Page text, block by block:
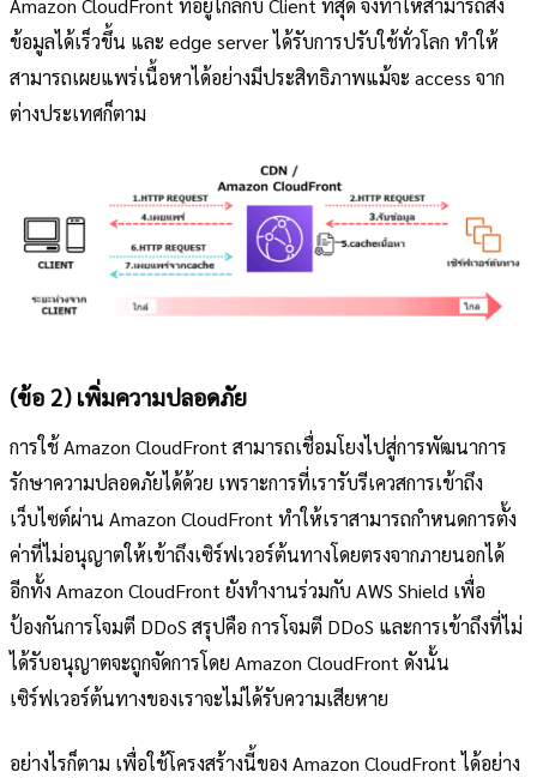
Amazon CloudFront ที่อยู่ใกล้กับ Client ที่สุด จึงทำให้สามารถส่ง
ข้อมูลได้เร็วขึ้น และ edge server ได้รับการปรับใช้ทั่วโลก ทำให้
สามารถเผยแพร่เนื้อหาได้อย่างมีประสิทธิภาพแม้จะ access จาก
ต่างประเทศก็ตาม
(ข้อ 2) เพิ่มความปลอดภัย
การใช้ Amazon CloudFront สามารถเชื่อมโยงไปสู่การพัฒนาการ
รักษาความปลอดภัยได้ด้วย เพราะการที่เรารับรีเควสการเข้าถึง
เว็บไซต์ผ่าน Amazon CloudFront ทำให้เราสามารถกำหนดการตั้ง
ค่าที่ไม่อนุญาตให้เข้าถึงเซิร์ฟเวอร์ต้นทางโดยตรงจากภายนอกได้
อีกทั้ง Amazon CloudFront ยังทำงานร่วมกับ AWS Shield เพื่อ
ป้องกันการโจมตี DDoS สรุปคือ การโจมตี DDoS และการเข้าถึงที่ไม่
ได้รับอนุญาตจะถูกจัดการโดย Amazon CloudFront ดังนั้น
เซิร์ฟเวอร์ต้นทางของเราจะไม่ได้รับความเสียหาย
อย่างไรก็ตาม เพื่อใช้โครงสร้างนี้ของ Amazon CloudFront ได้อย่าง